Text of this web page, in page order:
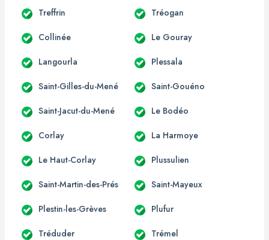
Treffrin Tréogan
Collinée Le Gouray
Langourla Plessala
Saint-Gilles-du-Mené Saint-Gouéno
Saint-Jacut-du-Mené Le Bodéo
Corlay La Harmoye
Le Haut-Corlay Plussulien
Saint-Martin-des-Prés Saint-Mayeux
Plestin-les-Grèves Plufur
Tréduder Trémel